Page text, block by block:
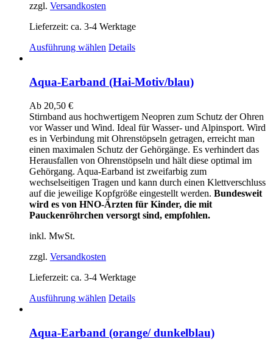
zzgl. Versandkosten
Lieferzeit: ca. 3-4 Werktage
Ausführung wählen Dieses
mehrere
Varianten
Die
Optionen
können
auf
der
Produktseite
gewählt
werden
Details
Aqua-Earband (Hai-Motiv/blau)
Ab 20,50 €
Stirnband aus hochwertigem Neopren zum Schutz der Ohren
vor Wasser und Wind. Ideal für Wasser- und Alpinsport. Wird
es in Verbindung mit Ohrenstöpseln getragen, erreicht man
einen maximalen Schutz der Gehörgänge. Es verhindert das
Herausfallen von Ohrenstöpseln und hält diese optimal im
Gehörgang. Aqua-Earband ist zweifarbig zum
wechselseitigen Tragen und kann durch einen Klettverschluss
auf die jeweilige Kopfgröße eingestellt werden. Bundesweit
wird es von HNO-Ärzten für Kinder, die mit
Pauckenröhrchen versorgt sind, empfohlen.
inkl. MwSt.
zzgl. Versandkosten
Lieferzeit: ca. 3-4 Werktage
Ausführung wählen Dieses
mehrere
Varianten
Details
Aqua-Earband (orange/ dunkelblau)